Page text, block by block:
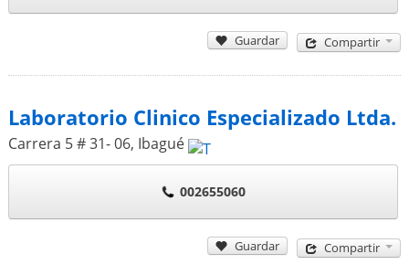
Guardar Compartir
Laboratorio Clinico Especializado Ltda.
Carrera 5 # 31- 06, Ibagué
002655060
Guardar Compartir